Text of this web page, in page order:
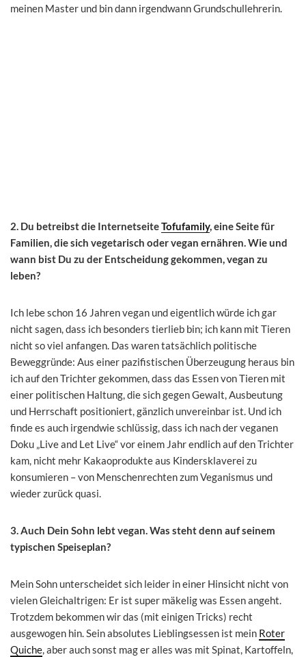
meinen Master und bin dann irgendwann Grundschullehrerin.
2. Du betreibst die InternetseiteTofufamily, eine Seite für
Familien, die sich vegetarisch oder vegan ernähren. Wie und
wann bist Du zu der Entscheidung gekommen, vegan zu
leben?
Ich lebe schon 16 Jahren vegan und eigentlich würde ich gar
nicht sagen, dass ich besonders tierlieb bin; ich kann mit Tieren
nicht so viel anfangen. Das waren tatsächlich politische
Beweggründe: Aus einer pazifistischen Überzeugung heraus bin
ich auf den Trichter gekommen, dass das Essen von Tieren mit
einer politischen Haltung, die sich gegen Gewalt, Ausbeutung
und Herrschaft positioniert, gänzlich unvereinbar ist. Und ich
finde es auch irgendwie schlüssig, dass ich nach der veganen
Doku „Live and Let Live“ vor einem Jahr endlich auf den Trichter
kam, nicht mehr Kakaoprodukte aus Kindersklaverei zu
konsumieren – von Menschenrechten zum Veganismus und
wieder zurück quasi.
3. Auch Dein Sohn lebt vegan. Was steht denn auf seinem
typischen Speiseplan?
Mein Sohn unterscheidet sich leider in einer Hinsicht nicht von
vielen Gleichaltrigen: Er ist super mäkelig was Essen angeht.
Trotzdem bekommen wir das (mit einigen Tricks) recht
ausgewogen hin. Sein absolutes Lieblingsessen ist mein Roter
Quiche, aber auch sonst mag er alles was mit Spinat, Kartoffeln,